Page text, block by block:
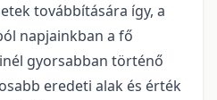
továbbítására így, a
napjainkban a fő
gyorsabban történő
eredeti alak és érték